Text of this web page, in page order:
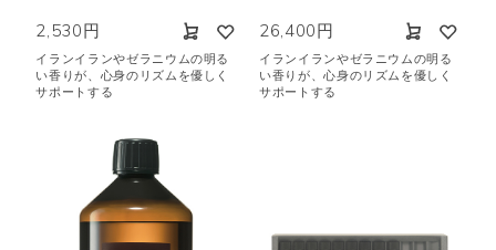
2,530円
イランイランやゼラニウムの明る
い香りが、心身のリズムを優しく
サポートする
26,400円
イランイランやゼラニウムの明る
い香りが、心身のリズムを優しく
サポートする